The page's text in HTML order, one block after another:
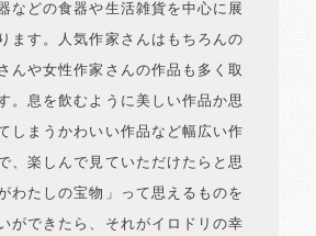
などの食器や生活雑貨を中心に展
ます。人気作家さんはもちろんの
んや女性作家さんの作品も多く取
。息を飲むように美しい作品か思
しまうかわいい作品など幅広い作
、楽しんで見ていただけたらと思
わたしの宝物」って思えるものを
ができたら、それがイロドリの幸